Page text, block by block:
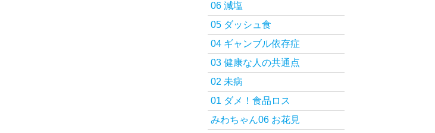
06 減塩
05 ダッシュ食
04 ギャンブル依存症
03 健康な人の共通点
02 未病
01 ダメ！食品ロス
みわちゃん06 お花見